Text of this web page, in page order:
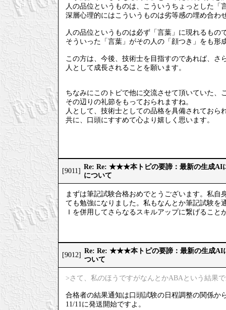
人の品位というものは、こういうちょっとした「
深層心理的にはこういうものは劣等感の埋め合わ
人の品位というものは必ず「言葉」に現れるもの
そういった「言葉」がその人の「顔つき」をも形
この方は、今後、技術士を目指すのであれば、
人として成長されることを願います。
ちなみにこのトピで他に交流させて頂いていた、
その辺りの礼節をもっておられますね。
人として、技術士としての品格を具備されておら
共に、口頭にすすめて心より嬉しく思います。
[9011]
Re: Re: ★★★本トピの要諦：最新の生成AI
について
まずは筆記試験合格おめでとうございます。私
ても勉強になりました。私もなんとか筆記試験を
Ｉを併用してさらなるスキルアップに繋げること
[9012]
Re: Re: ★★★本トピの要諦：最新の生成AI
ついて
>さて、私のほうですがなんとかABAという結果
合格者の結果通知は口頭試験の日程調整の関係か
11/11に発送開始ですよ。